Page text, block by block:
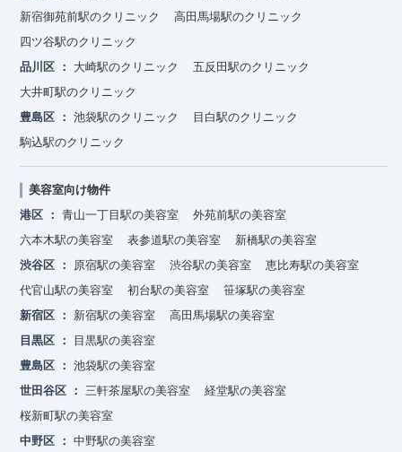
新宿御苑前駅のクリニック
高田馬場駅のクリニック
四ツ谷駅のクリニック
品川区
大崎駅のクリニック
五反田駅のクリニック
大井町駅のクリニック
豊島区
池袋駅のクリニック
目白駅のクリニック
駒込駅のクリニック
美容室向け物件
港区
青山一丁目駅の美容室
外苑前駅の美容室
六本木駅の美容室
表参道駅の美容室
新橋駅の美容室
渋谷区
原宿駅の美容室 渋谷駅の美容室
恵比寿駅の美容室
代官山駅の美容室
初台駅の美容室
笹塚駅の美容室
新宿区
新宿駅の美容室
高田馬場駅の美容室
目黒区
目黒駅の美容室
豊島区
池袋駅の美容室
世田谷区
三軒茶屋駅の美容室
経堂駅の美容室
桜新町駅の美容室
中野区
中野駅の美容室